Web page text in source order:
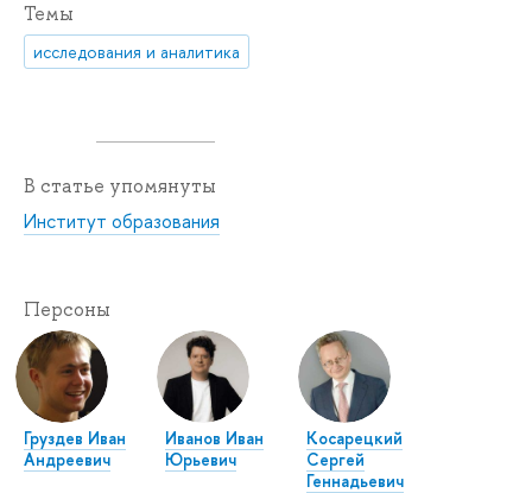
Темы
исследования и аналитика
В статье упомянуты
Институт образования
Персоны
Груздев Иван
Андреевич
Иванов Иван
Юрьевич
Косарецкий
Сергей
Геннадьевич